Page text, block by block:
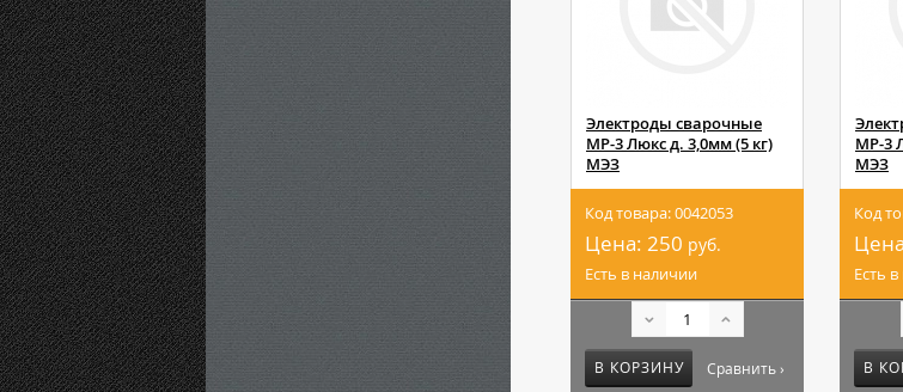
Электроды сварочные
МР-3 Люкс д. 3,0мм (5 кг)
МЭЗ
Код товара: 0042053
Цена: 250 руб.
Есть в наличии
В КОРЗИНУ Сравнить ›
МР-3
МЭЗ
Код
Есть
В